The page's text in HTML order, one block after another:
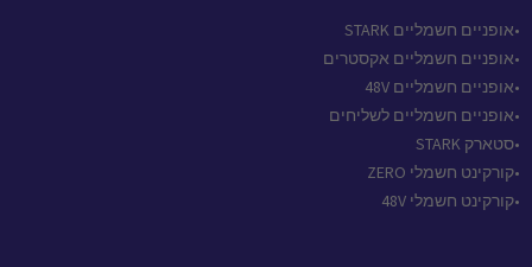
•אופניים חשמליים STARK
•אופניים חשמליים אקסטרים
•אופניים חשמליים 48V
•אופניים חשמליים לשליחים
•סטארק STARK
•קורקינט חשמלי ZERO
•קורקינט חשמלי 48V